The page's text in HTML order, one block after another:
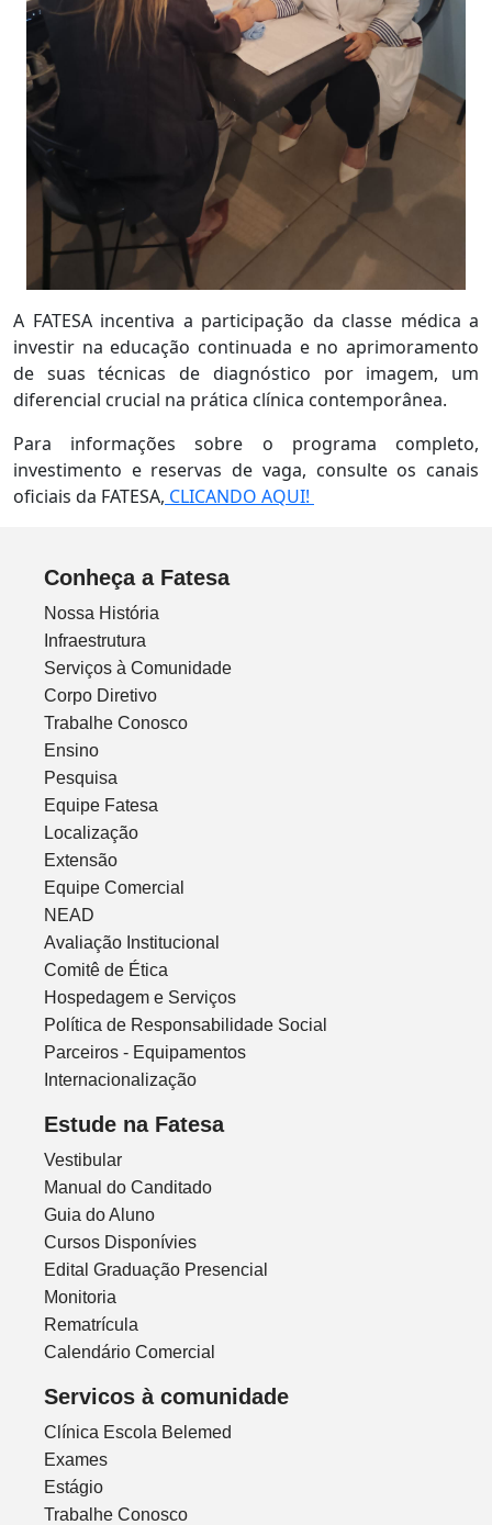
A FATESA incentiva a participação da classe médica a
investir na educação continuada e no aprimoramento
de suas técnicas de diagnóstico por imagem, um
diferencial crucial na prática clínica contemporânea.
Para informações sobre o programa completo,
investimento e reservas de vaga, consulte os canais
oficiais da FATESA, CLICANDO AQUI!
Conheça a Fatesa
Nossa História
Infraestrutura
Serviços à Comunidade
Corpo Diretivo
Trabalhe Conosco
Ensino
Pesquisa
Equipe Fatesa
Localização
Extensão
Equipe Comercial
NEAD
Avaliação Institucional
Comitê de Ética
Hospedagem e Serviços
Política de Responsabilidade Social
Parceiros - Equipamentos
Internacionalização
Estude na Fatesa
Vestibular
Manual do Canditado
Guia do Aluno
Cursos Disponívies
Edital Graduação Presencial
Monitoria
Rematrícula
Calendário Comercial
Servicos à comunidade
Clínica Escola Belemed
Exames
Estágio
Trabalhe Conosco